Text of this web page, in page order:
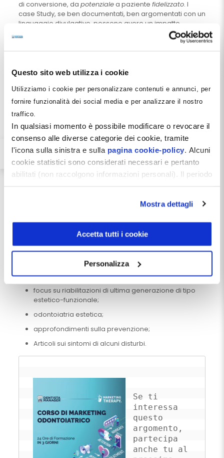
Questo sito web utilizza i cookie
Utilizziamo i cookie per personalizzare contenuti e annunci, per
fornire funzionalità dei social media e per analizzare il nostro
traffico.
In qualsiasi momento è possibile modificare o revocare il
consenso alle diverse categorie dei cookie, tramite
l'icona sulla sinistra e sulla pagina cookie-policy . Alcuni
cookie statistici sono considerati necessari e pertanto
abilitati (non raccolgono informazioni personali). Il periodo
indirizzo:dentistamanager.it/contatti-dentista-
Chiudendo questo banner tramite apposita X in alto a
Mostra dettagli
Accetta tutti i cookie
Personalizza
di conversione, da potenzialea paziente fidelizzato. I
case Study, se ben documentati, ben argomentati con un
linguaggio divulgativo, possono avere un impatto
decisivo per le scelte consapevoli dei potenziali pazienti.
paziente (si pensi, ad esempio, all’ortodonzia correttiva
finalizzata allo sviluppo armonico delle strutture ossee
per l’ottimale allineamento del profilo labiale, oltre che
all’allineamento dentale nei casi di iposviluppo
mandibolare) ha un’influenza molto forte sui pazienti,
che possono osservare gli importanti progressi di una
terapia, documentati e spiegati. I vantaggi di questa
tipologia di contenuto sono facilmente intuibili,
consentono:
la valorizzazione della propria professionalità;
l’acquisizione di reputation online;
Il tutto in modo assolutamente etico e trasparente.
Altri spunti per contenuti di valore possono essere:
articoli su trattamenti correttivi ottimizzati
(ortodonzia invisibile);
focus su riabilitazioni di ultima generazione di tipo
estetico-funzionale;
odontoiatria estetica;
approfondimenti sulla prevenzione;
Articoli sui sintomi di alcuni disturbi.
Se ti
interessa
questo
argomento,
partecipa
anche tu al